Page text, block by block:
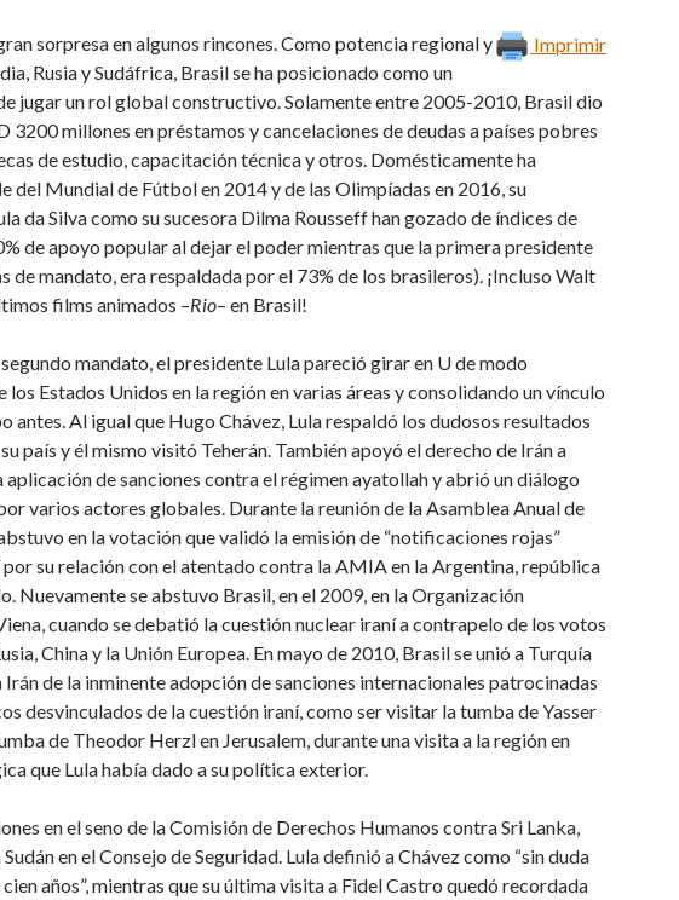
Imprimir
sorpresa en algunos rincones. Como potencia regional y
Rusia y Sudáfrica, Brasil se ha posicionado como un
jugar un rol global constructivo. Solamente entre 2005-2010, Brasil dio
3200 millones en préstamos y cancelaciones de deudas a países pobres
de estudio, capacitación técnica y otros. Domésticamente ha
del Mundial de Fútbol en 2014 y de las Olimpíadas en 2016, su
da Silva como su sucesora Dilma Rousseff han gozado de índices de
de apoyo popular al dejar el poder mientras que la primera presidente
de mandato, era respaldada por el 73% de los brasileros). ¡Incluso Walt
films animados –Rio– en Brasil!
mandato, el presidente Lula pareció girar en U de modo
Estados Unidos en la región en varias áreas y consolidando un vínculo
Al igual que Hugo Chávez, Lula respaldó los dudosos resultados
país y él mismo visitó Teherán. También apoyó el derecho de Irán a
aplicación de sanciones contra el régimen ayatollah y abrió un diálogo
varios actores globales. Durante la reunión de la Asamblea Anual de
en la votación que validó la emisión de “notificaciones rojas”
su relación con el atentado contra la AMIA en la Argentina, república
Nuevamente se abstuvo Brasil, en el 2009, en la Organización
cuando se debatió la cuestión nuclear iraní a contrapelo de los votos
China y la Unión Europea. En mayo de 2010, Brasil se unió a Turquía
de la inminente adopción de sanciones internacionales patrocinadas
desvinculados de la cuestión iraní, como ser visitar la tumba de Yasser
de Theodor Herzl en Jerusalem, durante una visita a la región en
que Lula había dado a su política exterior.
en el seno de la Comisión de Derechos Humanos contra Sri Lanka,
en el Consejo de Seguridad. Lula definió a Chávez como “sin duda
años”, mientras que su última visita a Fidel Castro quedó recordada